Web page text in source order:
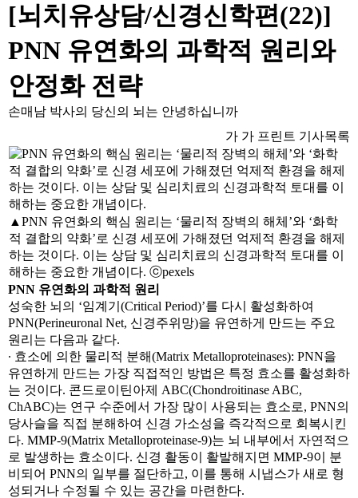
[뇌치유상담/신경신학편(22)]
PNN 유연화의 과학적 원리와
안정화 전략
손매남 박사의 당신의 뇌는 안녕하십니까
가 가 프린트 기사목록
▲PNN 유연화의 핵심 원리는 ‘물리적 장벽의 해체’와 ‘화학
적 결합의 약화’로 신경 세포에 가해졌던 억제적 환경을 해제
하는 것이다. 이는 상담 및 심리치료의 신경과학적 토대를 이
해하는 중요한 개념이다. ⓒpexels
PNN 유연화의 과학적 원리
성숙한 뇌의 ‘임계기(Critical Period)’를 다시 활성화하여
PNN(Perineuronal Net, 신경주위망)을 유연하게 만드는 주요
원리는 다음과 같다.
∙ 효소에 의한 물리적 분해(Matrix Metalloproteinases): PNN을
유연하게 만드는 가장 직접적인 방법은 특정 효소를 활성화하
는 것이다. 콘드로이틴아제 ABC(Chondroitinase ABC,
ChABC)는 연구 수준에서 가장 많이 사용되는 효소로, PNN의
당사슬을 직접 분해하여 신경 가소성을 즉각적으로 회복시킨
다. MMP-9(Matrix Metalloproteinase-9)는 뇌 내부에서 자연적으
로 발생하는 효소이다. 신경 활동이 활발해지면 MMP-9이 분
비되어 PNN의 일부를 절단하고, 이를 통해 시냅스가 새로 형
성되거나 수정될 수 있는 공간을 마련한다.